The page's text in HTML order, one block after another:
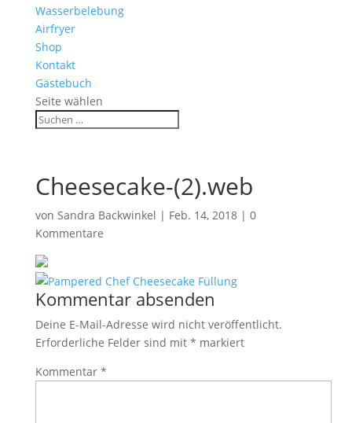
Wasserbelebung
Airfryer
Shop
Kontakt
Gästebuch
Seite wählen
Cheesecake-(2).web
von Sandra Backwinkel | Feb. 14, 2018| 0
Kommentare
Kommentar absenden
Deine E-Mail-Adresse wird nicht veröffentlicht.
Erforderliche Felder sind mit * markiert
Kommentar *